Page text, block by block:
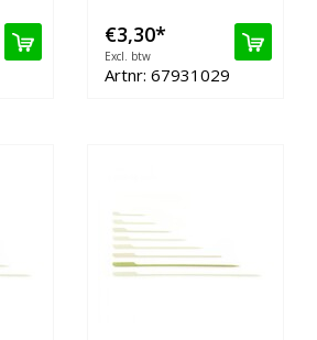
€3,30*
Excl. btw
Artnr: 67931029